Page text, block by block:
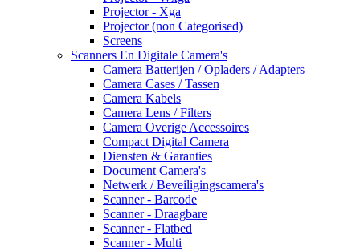
Projector - Xga
Projector (non Categorised)
Screens
Scanners En Digitale Camera's
Camera Batterijen / Opladers / Adapters
Camera Cases / Tassen
Camera Kabels
Camera Lens / Filters
Camera Overige Accessoires
Compact Digital Camera
Diensten & Garanties
Document Camera's
Netwerk / Beveiligingscamera's
Scanner - Barcode
Scanner - Draagbare
Scanner - Flatbed
Scanner - Multi